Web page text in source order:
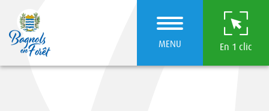
MENU En 1 clic